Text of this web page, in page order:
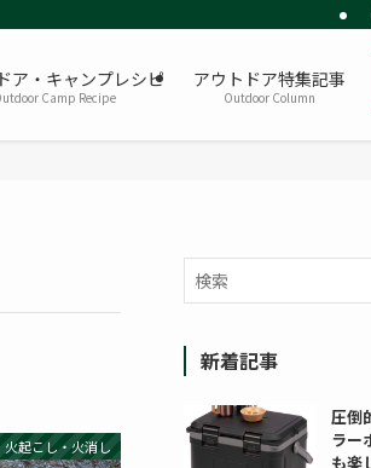
ア・キャンプレシピ
Camp Recipe
アウトドア特集記事
Outdoor Column
火起こし・火消し
新着記事
圧倒
ラー
も楽